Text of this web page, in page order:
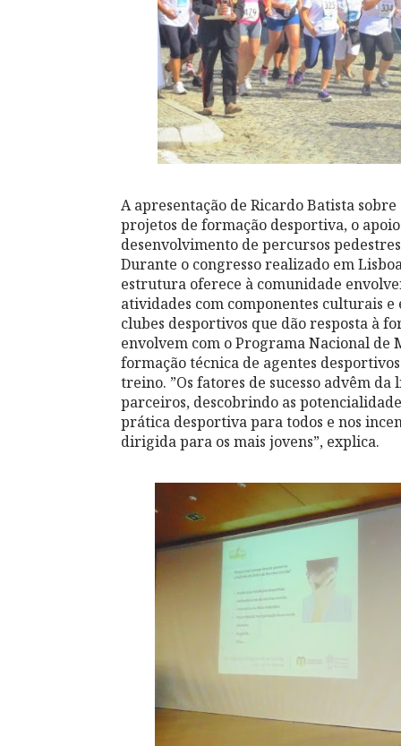
A apresentação de Ricardo Batista
projetos de formação desportiva, o
desenvolvimento de percursos
Durante o congresso realizado em
estrutura oferece à comunidade
atividades com componentes culturais
clubes desportivos que dão resposta à
envolvem com o Programa Nacional de
formação técnica de agentes
treino. ”Os fatores de sucesso advêm
parceiros, descobrindo as
prática desportiva para todos e nos
dirigida para os mais jovens”, explica.